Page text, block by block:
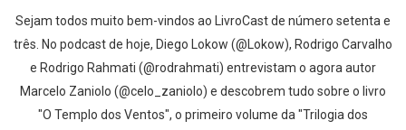
Sejam todos muito bem-vindos ao LivroCast de número setenta e
três. No podcast de hoje, Diego Lokow (@Lokow), Rodrigo Carvalho
e Rodrigo Rahmati (@rodrahmati) entrevistam o agora autor
Marcelo Zaniolo (@celo_zaniolo) e descobrem tudo sobre o livro
"O Templo dos Ventos", o primeiro volume da "Trilogia dos